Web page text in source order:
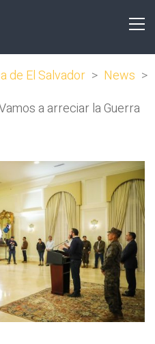
de El Salvador > News >
a arreciar la Guerra